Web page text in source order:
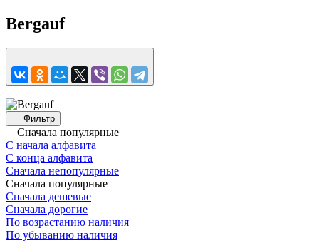
Bergauf
Фильтр
Сначала популярные
С начала алфавита
С конца алфавита
Сначала непопулярные
Сначала популярные
Сначала дешевые
Сначала дорогие
По возрастанию наличия
По убыванию наличия